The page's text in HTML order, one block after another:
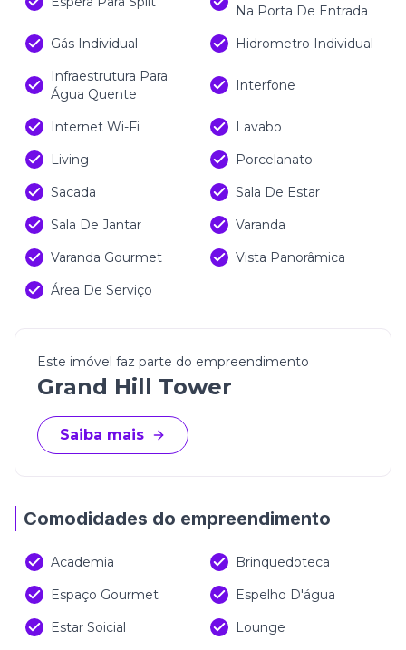
Na Porta De Entrada
Gás Individual
Hidrometro Individual
Infraestrutura Para
Água Quente
Interfone
Internet Wi-Fi
Lavabo
Living
Porcelanato
Sacada
Sala De Estar
Sala De Jantar
Varanda
Varanda Gourmet
Vista Panorâmica
Área De Serviço
Este imóvel faz parte do empreendimento
Grand Hill Tower
Saiba mais
Comodidades do empreendimento
Academia
Brinquedoteca
Espaço Gourmet
Espelho D'água
Estar Soicial
Lounge